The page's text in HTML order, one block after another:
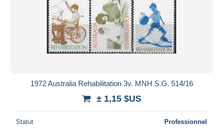
1972 Australia Rehabilitation 3v. MNH S.G. 514/16
± 1,15 $US
Statut Professionnel